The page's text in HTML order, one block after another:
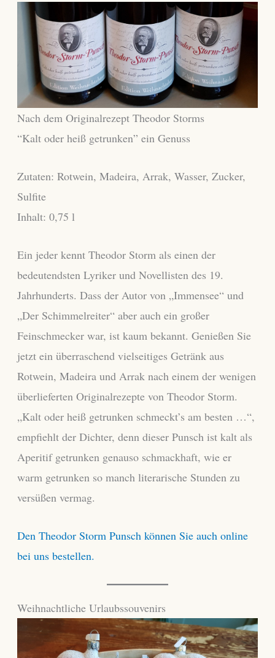
Nach dem Originalrezept Theodor Storms
“Kalt oder heiß getrunken” ein Genuss
Zutaten: Rotwein, Madeira, Arrak, Wasser, Zucker,
Sulfite
Inhalt: 0,75 l
Ein jeder kennt Theodor Storm als einen der
bedeutendsten Lyriker und Novellisten des 19.
Jahrhunderts. Dass der Autor von „Immensee“ und
„Der Schimmelreiter“ aber auch ein großer
Feinschmecker war, ist kaum bekannt. Genießen Sie
jetzt ein überraschend vielseitiges Getränk aus
Rotwein, Madeira und Arrak nach einem der wenigen
überlieferten Originalrezepte von Theodor Storm.
„Kalt oder heiß getrunken schmeckt’s am besten …“,
empfiehlt der Dichter, denn dieser Punsch ist kalt als
Aperitif getrunken genauso schmackhaft, wie er
warm getrunken so manch literarische Stunden zu
versüßen vermag.
Den Theodor Storm Punsch können Sie auch online
bei uns bestellen.
Weihnachtliche Urlaubssouvenirs